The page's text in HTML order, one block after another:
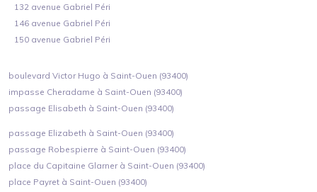
132 avenue Gabriel Péri
146 avenue Gabriel Péri
150 avenue Gabriel Péri
boulevard Victor Hugo à Saint-Ouen (93400)
impasse Cheradame à Saint-Ouen (93400)
passage Elisabeth à Saint-Ouen (93400)
passage Elizabeth à Saint-Ouen (93400)
passage Robespierre à Saint-Ouen (93400)
place du Capitaine Glarner à Saint-Ouen (93400)
place Payret à Saint-Ouen (93400)